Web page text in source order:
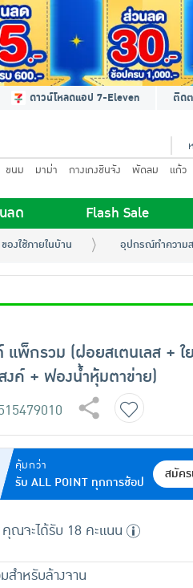
ดาวน์โหลดแอป 7-Eleven ติด
ขนม มาม่า กางเกงชินจัง พัดลม แก้ว
ลด Flash Sale
ของใช้ภายในบ้าน อุปกรณ์ทำความ
แพ็กรวม (ฝอยสเตนเลส + ใ
งค์ + ฟองน้ำหุ้มตาข่าย)
คุ้มกว่า
รับ ALL POINT ทุกการช้อป
สมัคร
คุณจะได้รับ 18 คะแนน
สำหรับล้างจาน